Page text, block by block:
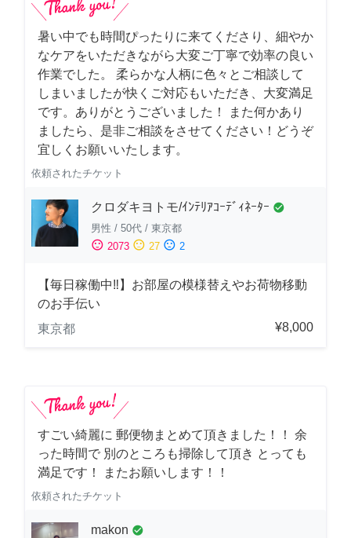
暑い中でも時間ぴったりに来てくださり、細やか
なケアをいただきながら大変ご丁寧で効率の良い
作業でした。 柔らかな人柄に色々とご相談して
しまいましたが快くご対応もいただき、大変満足
です。ありがとうございました！ また何かあり
ましたら、是非ご相談をさせてください！どうぞ
宜しくお願いいたします。
依頼されたチケット
クロダキヨトモ/ｲﾝﾃﾘｱｺｰﾃﾞｨﾈｰﾀｰ check_circle
男性 / 50代 / 東京都
sentiment_satisfied 2073 sentiment_neutral 27 sentiment_dissatisfied 2
【毎日稼働中‼︎】お部屋の模様替えやお荷物移動
のお手伝い
東京都
¥8,000
すごい綺麗に 郵便物まとめて頂きました！！ 余
った時間で 別のところも掃除して頂き とっても
満足です！ またお願いします！！
依頼されたチケット
makon check_circle